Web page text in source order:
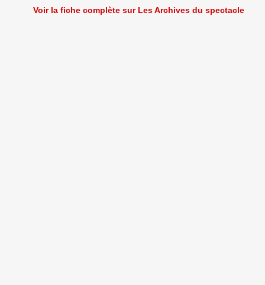
Voir la fiche complète sur Les Archives du spectacle